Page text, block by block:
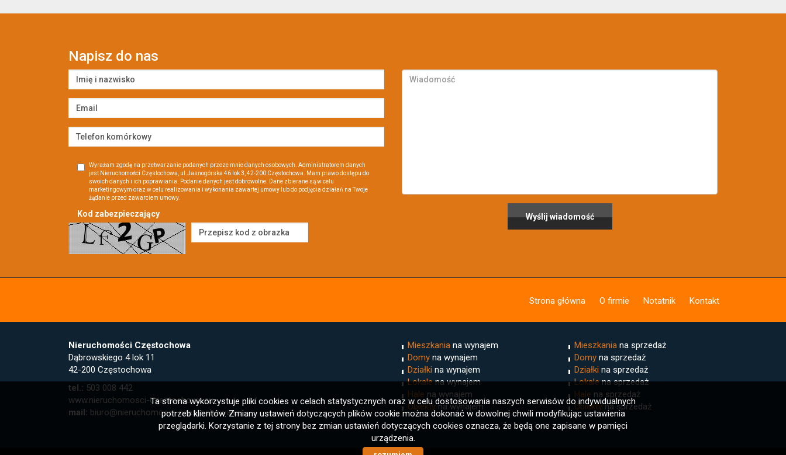
Napisz do nas
Wyrażam zgodę na przetwarzanie podanych przeze mnie danych osobowych. Administratorem danych
jest Nieruchomości Częstochowa, ul.Jasnogórska 46 lok 3, 42-200 Częstochowa. Mam prawo dostępu do
swoich danych i ich poprawiania. Podanie danych jest dobrowolne. Dane zbierane są w celu
marketingowym oraz w celu realizowania i wykonania zawartej umowy lub do podjęcia działań na Twoje
żądanie przed zawarciem umowy.
Kod zabezpieczający
Strona główna O firmie Notatnik Kontakt
Nieruchomości Częstochowa
Dąbrowskiego 4 lok 11
42-200 Częstochowa
tel.: 503 008 442
www.nieruchomosci-czestochowa.eu
mail: biuro@nieruchomosci-czestochowa.eu
Mieszkania na wynajem
Domy na wynajem
Działki na wynajem
Lokalena wynajem
Hale na wynajem
Obiektyna wynajem
Mieszkania na sprzedaż
Domy na sprzedaż
Działki na sprzedaż
Lokalena sprzedaż
Hale na sprzedaż
Obiektyna sprzedaż
Ta strona wykorzystuje pliki cookies w celach statystycznych oraz w celu dostosowania naszych serwisów do indywidualnych
potrzeb klientów. Zmiany ustawień dotyczących plików cookie można dokonać w dowolnej chwili modyfikując ustawienia
przeglądarki. Korzystanie z tej strony bez zmian ustawień dotyczących cookies oznacza, że będą one zapisane w pamięci
urządzenia.